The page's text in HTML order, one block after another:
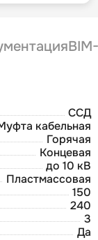
ССД
кабельная
Горячая
Концевая
до 10 кВ
Пластмассовая
150
240
3
Да